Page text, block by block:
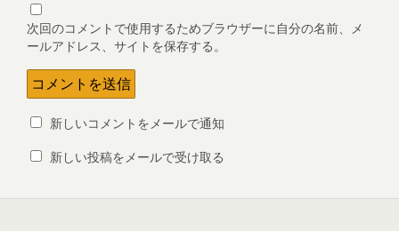
次回のコメントで使用するためブラウザーに自分の名前、メ
ールアドレス、サイトを保存する。
新しいコメントをメールで通知
新しい投稿をメールで受け取る